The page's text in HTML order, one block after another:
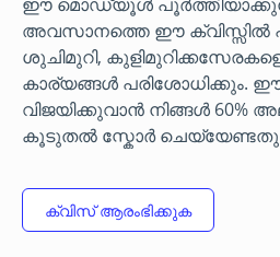
അവസാനത്തെ ഈ ക്വിസ്സില്‍
ശുചിമുറി,
കാര്യങ്ങൾ പരിശോധിക്കും.
വിജയിക്കുവാന്‍ നിങ്ങൾ 60%
കൂടുതൽ സ്കോർ